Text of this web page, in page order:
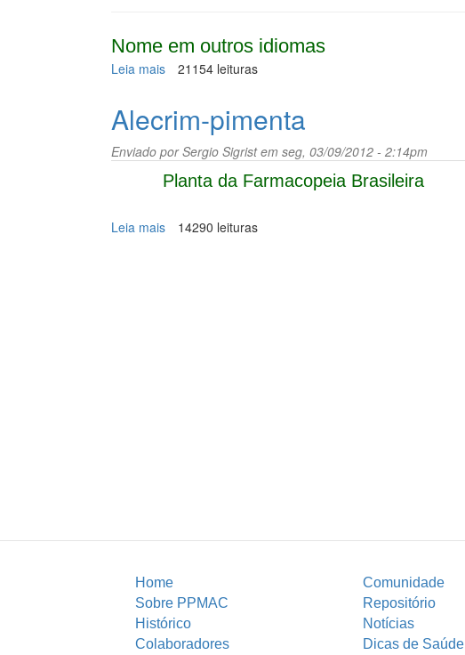
Nome em outros idiomas
Leia maissobre
21154 leituras
Alecrim-pimenta
Enviado porSergio Sigristem seg, 03/09/2012 - 2:14pm
Planta da Farmacopeia Brasileira
Leia maissobre
14290 leituras
Home
Comunidade
Sobre PPMAC
Repositório
Histórico
Notícias
Colaboradores
Dicas de Saúde